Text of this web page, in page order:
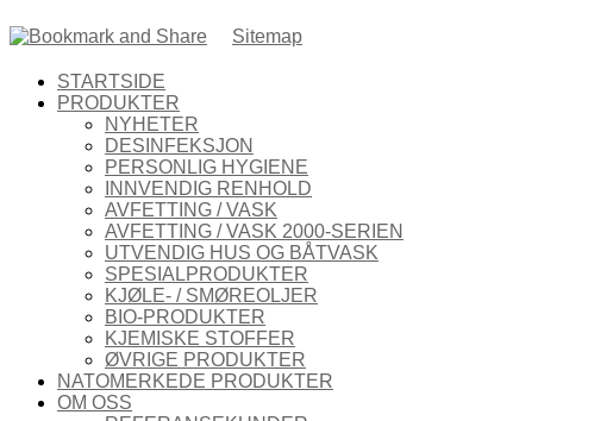
Sitemap
STARTSIDE
PRODUKTER
NYHETER
DESINFEKSJON
PERSONLIG HYGIENE
INNVENDIG RENHOLD
AVFETTING / VASK
AVFETTING / VASK 2000-SERIEN
UTVENDIG HUS OG BÅTVASK
SPESIALPRODUKTER
KJØLE- / SMØREOLJER
BIO-PRODUKTER
KJEMISKE STOFFER
ØVRIGE PRODUKTER
NATOMERKEDE PRODUKTER
OM OSS